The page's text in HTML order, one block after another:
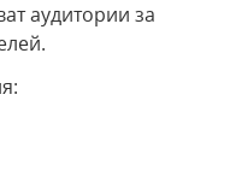
аудитории за